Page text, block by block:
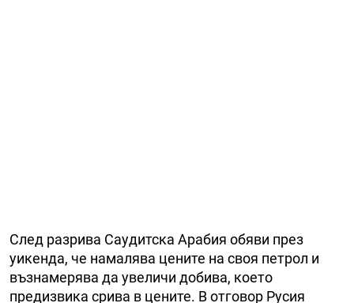
След разрива Саудитска Арабия обяви през
уикенда, че намалява цените на своя петрол и
възнамерява да увеличи добива, което
предизвика срива в цените. В отговор Русия